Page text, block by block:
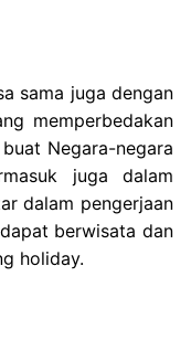
sama juga dengan
memperbedakan
Negara-negara
juga dalam
dalam pengerjaan
berwisata dan
holiday.